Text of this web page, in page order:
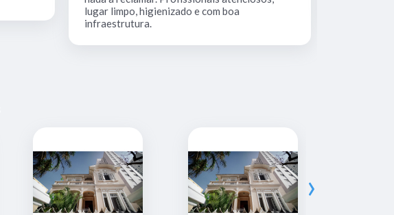
lugar limpo, higienizado e com boa
infraestrutura.
›